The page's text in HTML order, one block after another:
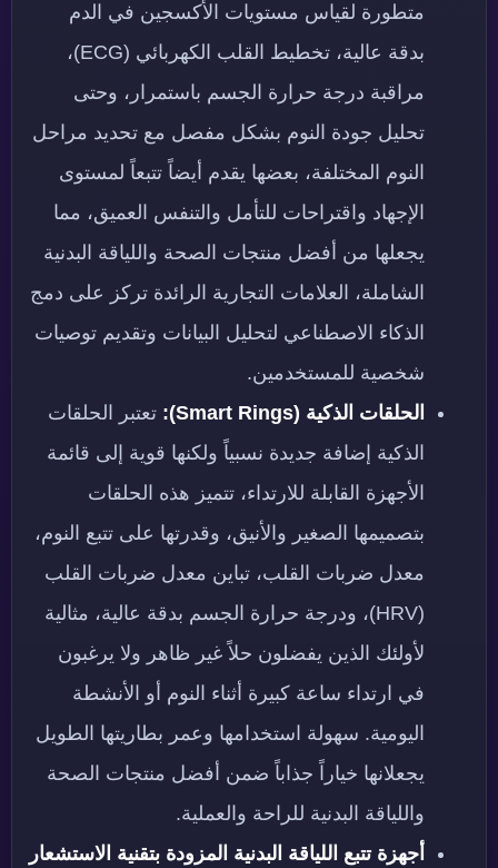
متطورة لقياس مستويات الأكسجين في الدم
بدقة عالية، تخطيط القلب الكهربائي (ECG)،
مراقبة درجة حرارة الجسم باستمرار، وحتى
تحليل جودة النوم بشكل مفصل مع تحديد مراحل
النوم المختلفة، بعضها يقدم أيضاً تتبعاً لمستوى
الإجهاد واقتراحات للتأمل والتنفس العميق، مما
يجعلها من أفضل منتجات الصحة واللياقة البدنية
الشاملة، العلامات التجارية الرائدة تركز على دمج
الذكاء الاصطناعي لتحليل البيانات وتقديم توصيات
شخصية للمستخدمين.
الحلقات الذكية (Smart Rings):
تعتبر الحلقات
الذكية إضافة جديدة نسبياً ولكنها قوية إلى قائمة
الأجهزة القابلة للارتداء، تتميز هذه الحلقات
بتصميمها الصغير والأنيق، وقدرتها على تتبع النوم،
معدل ضربات القلب، تباين معدل ضربات القلب
(HRV)، ودرجة حرارة الجسم بدقة عالية، مثالية
لأولئك الذين يفضلون حلاً غير ظاهر ولا يرغبون
في ارتداء ساعة كبيرة أثناء النوم أو الأنشطة
اليومية. سهولة استخدامها وعمر بطاريتها الطويل
يجعلانها خياراً جذاباً ضمن أفضل منتجات الصحة
واللياقة البدنية للراحة والعملية.
أجهزة تتبع اللياقة البدنية المزودة بتقنية الاستشعار